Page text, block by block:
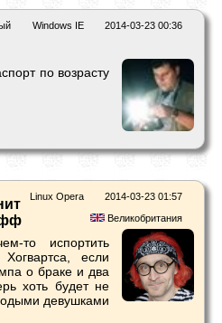
2014-03-23 00:36
Windows IE
по возрасту
2014-03-23 01:57
Linux Opera
Великобритания
то испортить
если
о браке и два
хоть будет не
девушками